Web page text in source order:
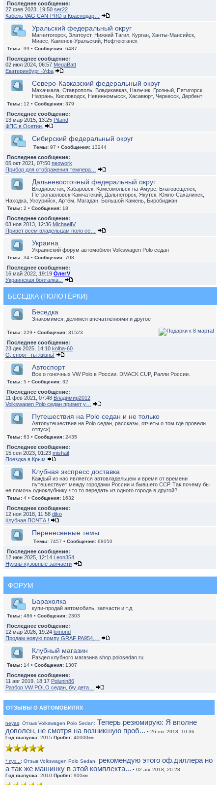
Последнее сообщение:
27 фев 2023, 19:50 ser22
Кабель VAG CAN-PRO в Краснодар…
Уральский федеральный округ
Магнитогорск, Златоуст, Нижний Тагил, Курган, Ханты-Мансийск,
Миасс, Каменск-Уральский, Нефтеюганск
Темы: 99 • Сообщения: 6487
Последнее сообщение:
02 июл 2024, 06:57 MegaBatt
Екатеринбург -Уфа
Северо-Кавказский федеральный округ
Махачкала, Ставрополь, Владикавказ, Нальчик, Грозный, Пятигорск,
Назрань, Кисловодск, Невинномысск, Хасавюрт, Черкесск, Дербент
Темы: 12 • Сообщения: 379
Последнее сообщение:
13 мар 2015, 13:25 Pitand
ФПС в Осетии.
Сибирский федеральный округ
Темы: 97 • Сообщения: 13244
Последнее сообщение:
05 окт 2021, 07:50 neowork
Прибор для отображения темпера…
Дальневосточный федеральный округ
Владивосток, Хабаровск, Комсомольск-на-Амуре, Благовещенск,
Петропавловск-Камчатский, Дальнегорск, Якутск, Южно-Сахалинск,
Находка, Уссурийск, Артём, Магадан, Большой Камень, Биробиджан
Темы: 2 • Сообщения: 18
Последнее сообщение:
03 ноя 2013, 12:36 MichaelIV
Привет всем владельцам поло се…
Украина
Украинский форум автомобиля Volkswagen Polo седан
Темы: 34 • Сообщения: 708
Последнее сообщение:
16 май 2022, 19:19 ОлегV
Украинская болталка...
БЕСЕДКА (ПОЛОТЁРКИ)
Беседка
Знакомимся, делимся впечатлениями и другое
Темы: 229 • Сообщения: 31523
Последнее сообщение:
23 дек 2025, 14:10 kolba-60
О, спорт- ты жизнь!
Автоспорт
Все о гоночных VW Polo в России. DMACK CUP, Ралли России.
Темы: 5 • Сообщения: 32
Последнее сообщение:
11 фев 2021, 07:48 Владимир2012
Volkswagen Polo седан примет у…
Путешествия на Polo седан и не только
Автопутешествия на Polo седан, рассказы, отчеты о том где провели
отпуск)
Темы: 63 • Сообщения: 2435
Последнее сообщение:
15 сен 2023, 01:23 mishail
Поездка в Крым
Клубная экспресс доставка
Каждый из нас является автовладельцем и время от времени
путешествует между городами России и бывшего ССР. Так почему бы
не помочь одноклубнику что то передать из одного города в другой?
Темы: 4 • Сообщения: 1632
Последнее сообщение:
12 ноя 2018, 11:58 diko
Клубная ПОЧТА !
Перенесенные темы
Темы: 7457 • Сообщения: 68050
Последнее сообщение:
12 июн 2025, 12:14 Leon354
Нужны кузовные запчасти
ФОРУМ
Барахолка
купи-продай автомобиль, запчасти и т.д.
Темы: 486 • Сообщения: 2303
Последнее сообщение:
12 мар 2026, 19:24 lomond
Продам новую помпу GRAF PA954,…
Клубный магазин
Раздел клубного магазина shop.polosedan.ru
Темы: 14 • Сообщения: 1307
Последнее сообщение:
11 авг 2019, 18:17 Polunin86
Разбор VW POLO седан, б/у дета…
ОТЗЫВЫ О АВТОМОБИЛЯХ
neyas: Отзыв Volkswagen Polo Sedan: Теперь резюмирую: Я вполне
доволен, не смотря на возникшую проб... • 26 окт 2018, 10:36
Год выпуска: 2015 Пробег: 40000км
* пух... : Отзыв Volkswagen Polo Sedan: рекомендую этого оф.диллера но
а так же машинку в этой комплекта... • 02 авг 2018, 20:28
Год выпуска: 2010 Пробег: 900км